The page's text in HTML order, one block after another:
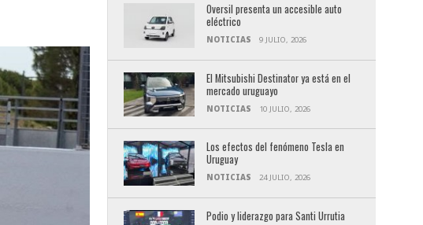
Oversil presenta un accesible auto
eléctrico
NOTICIAS 9 JULIO, 2026
El Mitsubishi Destinator ya está en el
mercado uruguayo
NOTICIAS 10 JULIO, 2026
Los efectos del fenómeno Tesla en
Uruguay
NOTICIAS 24 JULIO, 2026
Podio y liderazgo para Santi Urrutia